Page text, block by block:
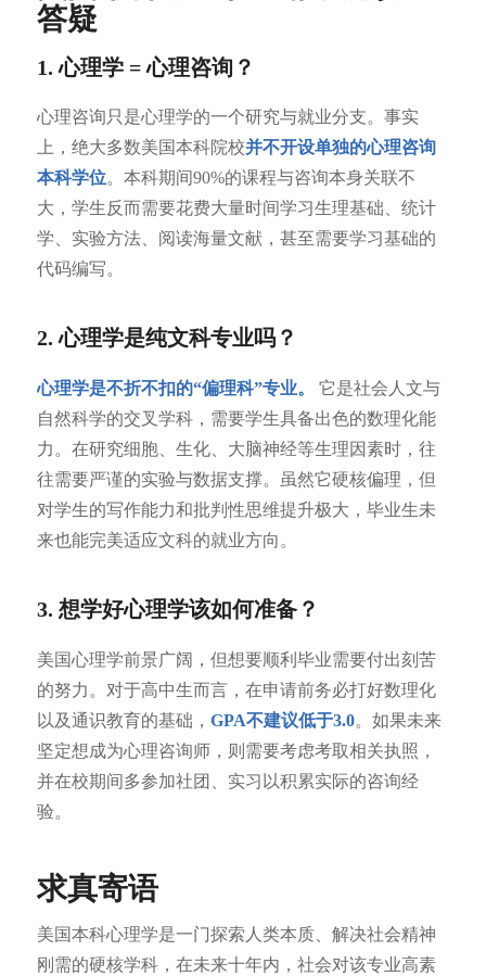
答疑
1. 心理学 = 心理咨询？
心理咨询只是心理学的一个研究与就业分支。事实
上，绝大多数美国本科院校并不开设单独的心理咨询
本科学位。本科期间90%的课程与咨询本身关联不
大，学生反而需要花费大量时间学习生理基础、统计
学、实验方法、阅读海量文献，甚至需要学习基础的
代码编写。
2. 心理学是纯文科专业吗？
心理学是不折不扣的“偏理科”专业。
它是社会人文与
自然科学的交叉学科，需要学生具备出色的数理化能
力。在研究细胞、生化、大脑神经等生理因素时，往
往需要严谨的实验与数据支撑。虽然它硬核偏理，但
对学生的写作能力和批判性思维提升极大，毕业生未
来也能完美适应文科的就业方向。
3. 想学好心理学该如何准备？
美国心理学前景广阔，但想要顺利毕业需要付出刻苦
的努力。对于高中生而言，在申请前务必打好数理化
以及通识教育的基础， GPA不建议低于3.0。如果未来
坚定想成为心理咨询师，则需要考虑考取相关执照，
并在校期间多参加社团、实习以积累实际的咨询经
验。
求真寄语
美国本科心理学是一门探索人类本质、解决社会精神
刚需的硬核学科，在未来十年内，社会对该专业高素